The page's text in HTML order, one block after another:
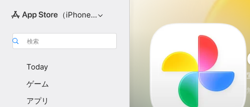
（iPhone向け）
検索
Today
ゲーム
アプリ